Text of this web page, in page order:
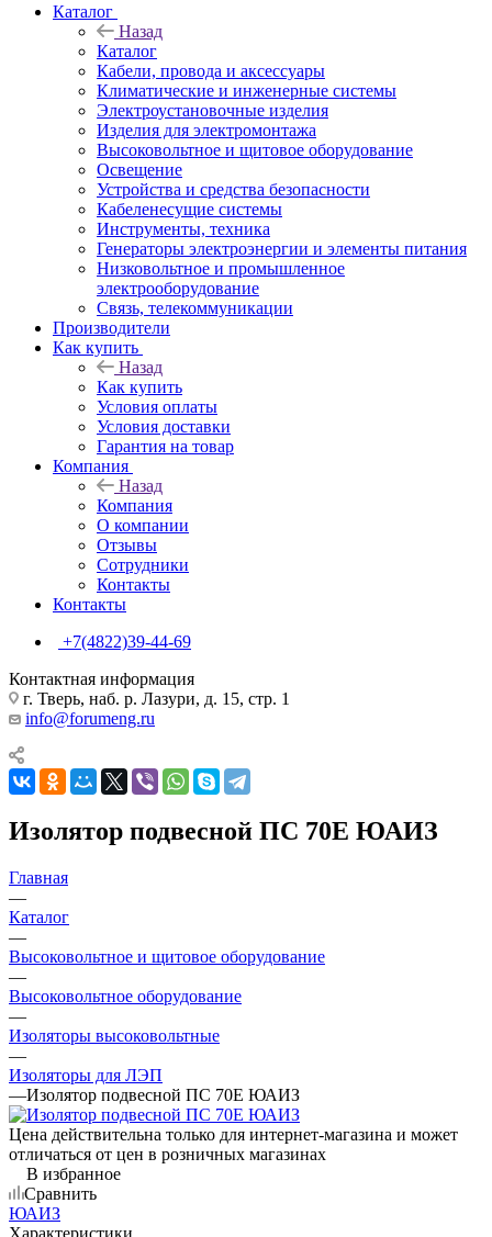
Каталог
Назад
Каталог
Кабели, провода и аксессуары
Климатические и инженерные системы
Электроустановочные изделия
Изделия для электромонтажа
Высоковольтное и щитовое оборудование
Освещение
Устройства и средства безопасности
Кабеленесущие системы
Инструменты, техника
Генераторы электроэнергии и элементы питания
Низковольтное и промышленное
электрооборудование
Связь, телекоммуникации
Производители
Как купить
Назад
Как купить
Условия оплаты
Условия доставки
Гарантия на товар
Компания
Назад
Компания
О компании
Отзывы
Сотрудники
Контакты
Контакты
+7(4822)39-44-69
Контактная информация
г. Тверь, наб. р. Лазури, д. 15, стр. 1
info@forumeng.ru
Изолятор подвесной ПС 70Е ЮАИЗ
Главная
—
Каталог
—
Высоковольтное и щитовое оборудование
—
Высоковольтное оборудование
—
Изоляторы высоковольтные
—
Изоляторы для ЛЭП
—Изолятор подвесной ПС 70Е ЮАИЗ
Цена действительна только для интернет-магазина и может
отличаться от цен в розничных магазинах
В избранное
Сравнить
ЮАИЗ
Характеристики